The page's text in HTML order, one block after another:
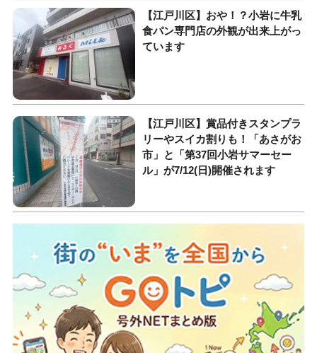
【江戸川区】おや！？小岩に牛乳
食パン専門店の外観が出来上がっ
ています
【江戸川区】賞品付きスタンプラ
リーやスイカ割りも！「あさがお
市」と「第37回小岩サマーセー
ル」が7/12(日)開催されます